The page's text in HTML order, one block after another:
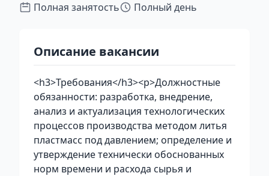
Полная занятость
Полный день
Описание вакансии
<h3>Требования</h3><p>Должностные
обязанности: разработка, внедрение,
анализ и актуализация технологических
процессов производства методом литья
пластмасс под давлением; определение и
утверждение технически обоснованных
норм времени и расхода сырья и